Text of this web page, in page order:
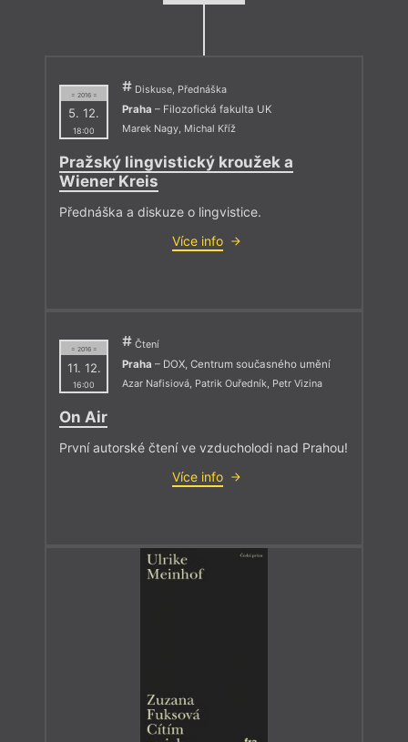
= 2016 =
5. 12.
18:00
Diskuse, Přednáška
Praha – Filozofická fakulta UK
Marek Nagy, Michal Kříž
Pražský lingvistický kroužek a
Wiener Kreis
Přednáška a diskuze o lingvistice.
Více info
= 2016 =
11. 12.
16:00
Čtení
Praha – DOX, Centrum současného umění
Azar Nafisiová, Patrik Ouředník, Petr Vizina
On Air
První autorské čtení ve vzducholodi nad Prahou!
Více info